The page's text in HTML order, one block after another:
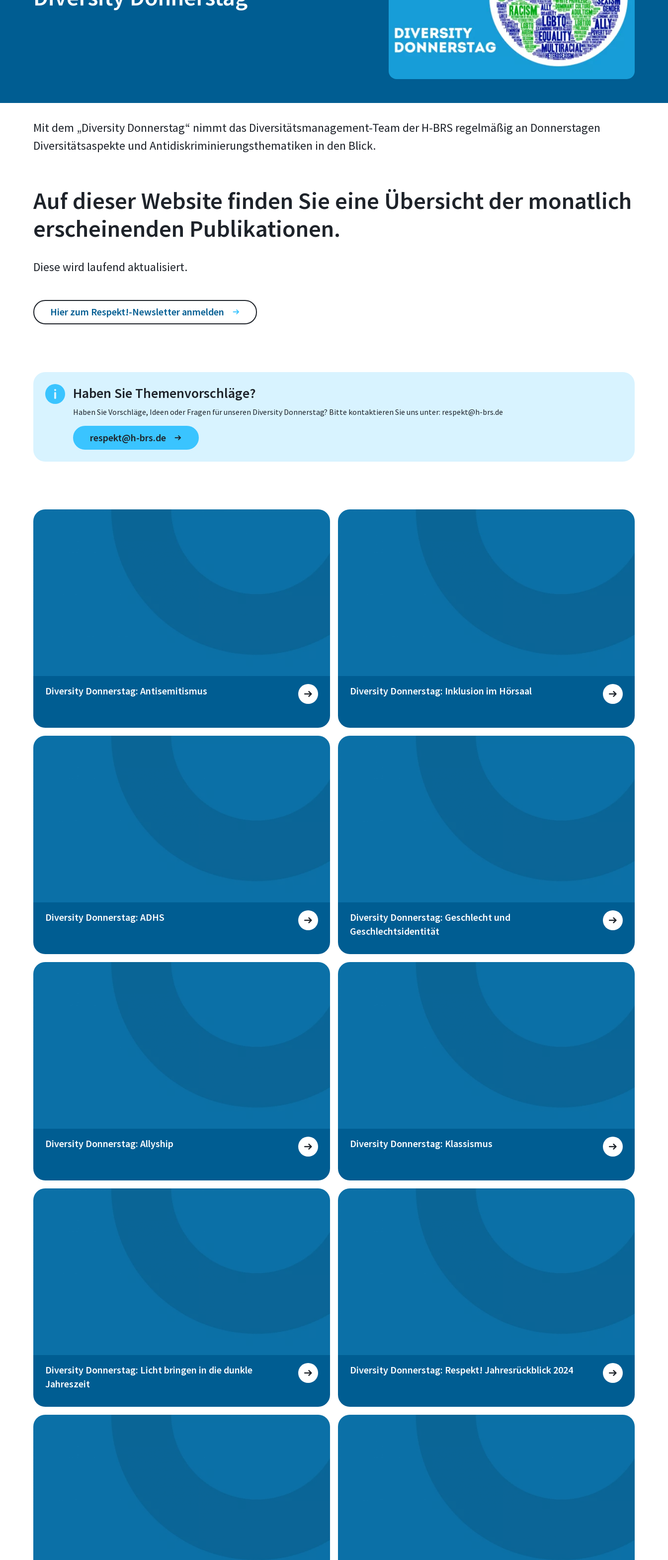
Mit dem „Diversity Donnerstag“ nimmt das Diversitätsmanagement-Team der H-BRS regelmäßig an Donnerstagen
Diversitätsaspekte und Antidiskriminierungsthematiken in den Blick.
Auf dieser Website finden Sie eine Übersicht der monatlich
erscheinenden Publikationen.
Diese wird laufend aktualisiert.
Hier zum Respekt!-Newsletter anmelden
Haben Sie Themenvorschläge?
Haben Sie Vorschläge, Ideen oder Fragen für unseren Diversity Donnerstag? Bitte kontaktieren Sie uns unter: respekt@h-brs.de
respekt@h-brs.de
Diversity Donnerstag: Antisemitismus Diversity Donnerstag: Inklusion im Hörsaal
Diversity Donnerstag: ADHS
Diversity Donnerstag: Geschlecht und
Geschlechtsidentität
Diversity Donnerstag: Allyship Diversity Donnerstag: Klassismus
Diversity Donnerstag: Licht bringen in die dunkle
Jahreszeit
Diversity Donnerstag: Respekt! Jahresrückblick 2024